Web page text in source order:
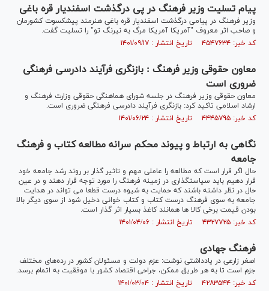
پیام تسلیت وزیر فرهنگ در پی درگذشت اسفندیار قره باغی
وزیر فرهنگ در پیامی درگذشت اسفندیار قره باغی هنرمند پیشکسوت کشورمان
و صاحب اثر معروف "آمریکا آمریکا مرگ به نیرنگ تو" را تسلیت گفت.
کد خبر: ۴۵۴۷۶۳۴ تاریخ انتشار : ۱۴۰۱/۰۹/۱۷
معاون حقوقی وزیر فرهنگ : بازنگری فرآیند دادرسی فرهنگی
ضروری است
معاون حقوقی وزیر فرهنگ در جلسه شورای هماهنگی حقوقی وزارت فرهنگ و
ارشاد اسلامی تاکید کرد: بازنگری فرآیند دادرسی فرهنگی ضروری است.
کد خبر: ۴۴۴۵۷۹۵ تاریخ انتشار : ۱۴۰۱/۰۶/۲۴
نگاهی به ارتباط و پیوند محکم سرانه مطالعه کتاب و فرهنگ
جامعه
حال اگر قرار است که مطالعه را عاملی مهم و تاثیر گذار بر روند رشد جامعه خود
قرار دهیم باید سیاستگذاری در زمینه فرهنگ را مورد توجه قرار دهند و در عین
حال در نظر داشته باشند که حمایت به شیوه درست قطعا می تواند در هدایت
جامعه به سوی فرهنگ درست کتاب و کتاب خوانی دخیل شود از سوی دیگر بالا
بودن قیمت برخی کالا ها همانند کاغذ بسیار اثر گذار است.
کد خبر: ۴۳۲۷۷۲۵ تاریخ انتشار : ۱۴۰۱/۰۴/۰۶
فرهنگ جهادی
اصغر زارعی در یادداشتی نوشت: عزم دولت و مسئولان کشور در رده‌های مختلف
جزم است تا به هر طریق ممکن، جراحی اقتصاد کشور با موفقیت به اتمام برسد.
کد خبر: ۴۲۸۳۵۴۴ تاریخ انتشار : ۱۴۰۱/۰۳/۰۴